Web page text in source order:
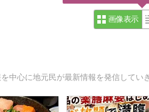
画像表示
中心に地元民が最新情報を発信してい